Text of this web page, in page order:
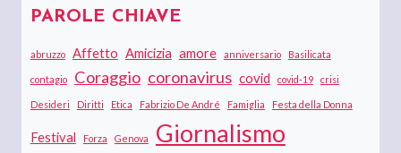
PAROLE CHIAVE
abruzzo Affetto Amicizia amore anniversario Basilicata
contagio Coraggio coronavirus covid covid-19 crisi
Desideri Diritti Etica Fabrizio De André Famiglia Festa della Donna
Festival Forza Genova Giornalismo